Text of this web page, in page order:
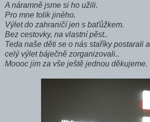
A náramně jsme si ho užili.
Pro mne tolik jiného.
Výlet do zahraničí jen s baťůžkem.
Bez cestovky, na vlastní pěst..
Teda naše děti se o nás staříky postarali a
celý výlet báječně zorganizovali..
Moooc jim za vše ještě jednou děkujeme.